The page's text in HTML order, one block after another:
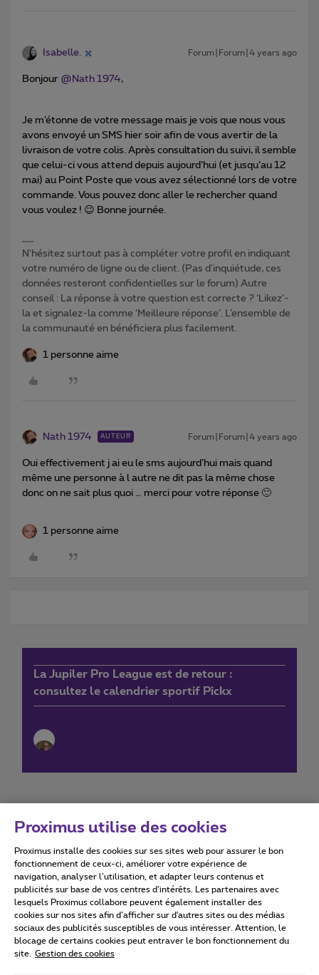
Isabelle. Forum|Forum|4 years ago
Bonjour @Nath 1974,
Je m’étonne de votre message mais je vois que nous vous
avons envoyé un SMS hier soir afin de vous avertir de la
livraison de votre colis. Après consultation du suivi, il semble
que celui-ci vous attend depuis aujourd’hui (et jusqu’au 12
mai) au Point Poste que vous avez sélectionné lors de votre
commande. Vous pouvez donc aller le rechercher quand
vous voulez ! 😉 Bonne journée.
N'hésitez surtout pas à compléter votre profil en indiquant
votre numéro de ligne ou de client. (Pas d'inquiétude, ces
données resteront confidentielles sur le forum) Autre
conseil : La réponse à votre question est correcte ? ‘Likez’-
la et signalez-la comme ‘Meilleure réponse’. L’ensemble de
la communauté en bénéficiera plus facilement.
1 personne aime
Nath 1974 AUTEUR Forum|Forum|4 years ago
Oui effectivement j ai eu le sms aujourd’hui mais quand
même une personne à l autre ne dit pas la même chose
donc on ne sait plus quoi … merci pour votre réponse 🙂
1 personne aime
La Jupiler Pro League est de retour :
consultez le calendrier sportif Pickx
Conditions d'utilisation Accessibility statement
Tous droits réservés. © 2026
Conditions générales, info consommateur
Proximus utilise des cookies
Proximus installe des cookies sur ses sites web pour assurer le bon
fonctionnement de ceux-ci, améliorer votre expérience de
navigation, analyser l’utilisation, et adapter leurs contenus et
publicités sur base de vos centres d’intérêts. Les partenaires avec
lesquels Proximus collabore peuvent également installer des
cookies sur nos sites afin d’afficher sur d'autres sites ou des médias
sociaux des publicités susceptibles de vous intéresser. Attention, le
blocage de certains cookies peut entraver le bon fonctionnement du
site.
Gestion des cookies